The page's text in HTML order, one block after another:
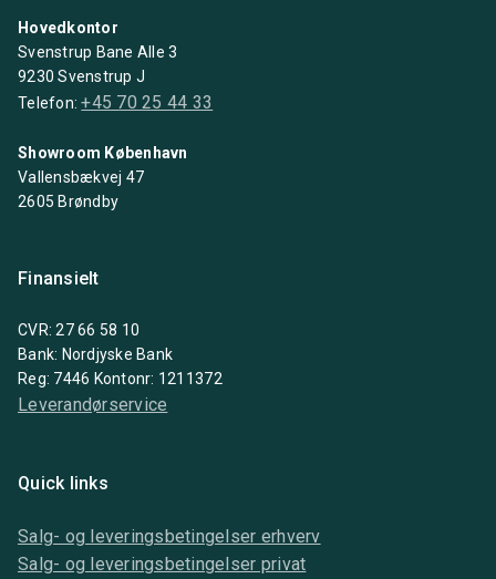
Hovedkontor
Svenstrup Bane Alle 3
9230 Svenstrup J
Telefon:+45 70 25 44 33
Showroom København
Vallensbækvej 47
2605 Brøndby
Finansielt
CVR: 27 66 58 10
Bank: Nordjyske Bank
Reg: 7446 Kontonr: 1211372
Leverandørservice
Quick links
Salg- og leveringsbetingelser erhverv
Salg- og leveringsbetingelser privat